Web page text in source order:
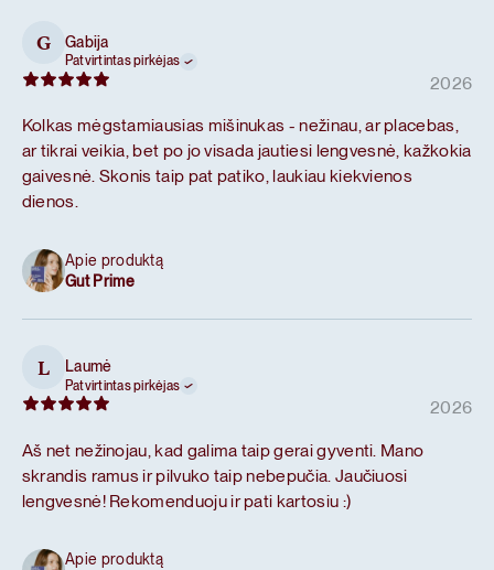
G Gabija
Patvirtintas pirkėjas
2026
Kolkas mėgstamiausias mišinukas - nežinau, ar placebas,
ar tikrai veikia, bet po jo visada jautiesi lengvesnė, kažkokia
gaivesnė. Skonis taip pat patiko, laukiau kiekvienos
dienos.
Apie produktą
Gut Prime
L Laumė
Patvirtintas pirkėjas
2026
Aš net nežinojau, kad galima taip gerai gyventi. Mano
skrandis ramus ir pilvuko taip nebepučia. Jaučiuosi
lengvesnė! Rekomenduoju ir pati kartosiu :)
Apie produktą